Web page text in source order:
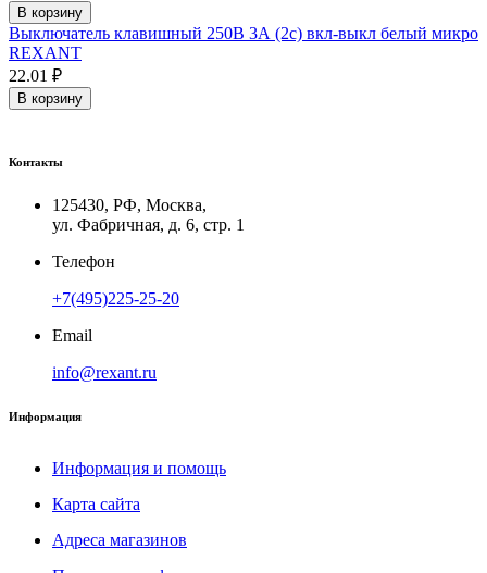
В корзину
Выключатель клавишный 250В 3А (2с) вкл-выкл белый микро
REXANT
22.01 ₽
В корзину
Контакты
125430, РФ, Москва,
ул. Фабричная, д. 6, стр. 1
Телефон
+7(495)225-25-20
Email
info@rexant.ru
Информация
Информация и помощь
Карта сайта
Адреса магазинов